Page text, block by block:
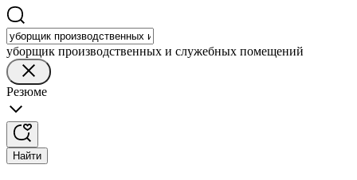
уборщик производственных и служебных помещений
Резюме
Найти